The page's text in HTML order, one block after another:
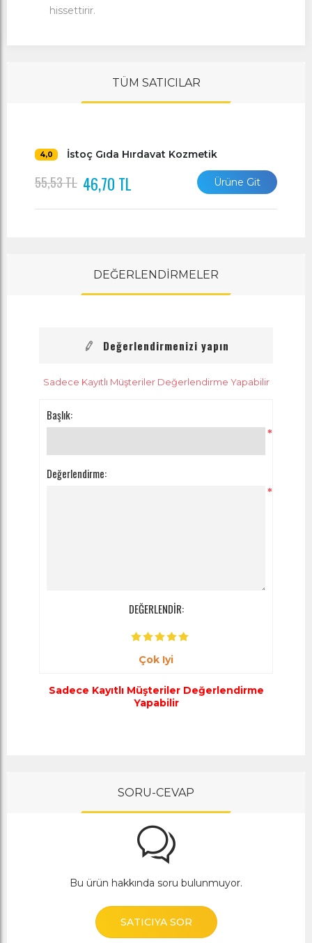
hissettirir.
TÜM SATICILAR
4,0 İstoç Gıda Hırdavat Kozmetik
55,53 TL 46,70 TL Ürüne Git
DEĞERLENDİRMELER
Değerlendirmenizi yapın
Sadece Kayıtlı Müşteriler Değerlendirme Yapabilir
Başlık:
*
Değerlendirme:
*
DEĞERLENDİR:
Çok Iyi
Sadece Kayıtlı Müşteriler Değerlendirme
Yapabilir
SORU-CEVAP
Bu ürün hakkında soru bulunmuyor.
SATICIYA SOR